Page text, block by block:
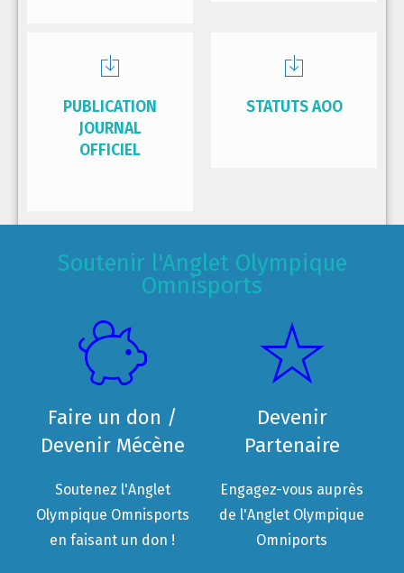
PUBLICATION
JOURNAL
OFFICIEL
STATUTS AOO
Soutenir l'Anglet Olympique
Omnisports
Faire un don /
Devenir Mécène
Soutenez l'Anglet
Olympique Omnisports
en faisant un don !
Devenir
Partenaire
Engagez-vous auprès
de l'Anglet Olympique
Omniports